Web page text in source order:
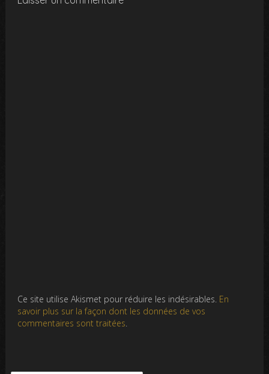
Ce site utilise Akismet pour réduire les indésirables. En
savoir plus sur la façon dont les données de vos
commentaires sont traitées.